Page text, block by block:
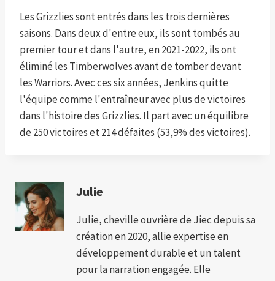
Les Grizzlies sont entrés dans les trois dernières
saisons. Dans deux d'entre eux, ils sont tombés au
premier tour et dans l'autre, en 2021-2022, ils ont
éliminé les Timberwolves avant de tomber devant
les Warriors. Avec ces six années, Jenkins quitte
l'équipe comme l'entraîneur avec plus de victoires
dans l'histoire des Grizzlies. Il part avec un équilibre
de 250 victoires et 214 défaites (53,9% des victoires).
Julie
Julie, cheville ouvrière de Jiec depuis sa
création en 2020, allie expertise en
développement durable et un talent
pour la narration engagée. Elle